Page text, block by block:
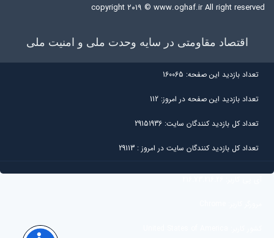
copyright ۲۰۱۹ © www.oghaf.irAll right reserved
اقتصاد مقاومتی در سایه وحدت ملی و امنیت ملی
تعداد بازديد اين صفحه: 160065
تعداد بازديد اين صفحه در امروز: 112
تعداد کل بازديد کنندگان سايت: 29151936
تعداد کل بازديد کنندگان سایت در امروز : 29113